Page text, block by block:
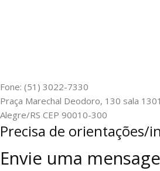
Fone: (51) 3022-7330
Praça Marechal Deodoro, 130 sala
Alegre/RS CEP 90010-300
Precisa de orientações/
Envie uma